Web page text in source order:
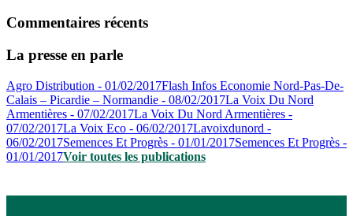
Commentaires récents
La presse en parle
Agro Distribution - 01/02/2017Flash Infos Economie Nord-Pas-De-
Calais – Picardie – Normandie - 08/02/2017La Voix Du Nord
Armentières - 07/02/2017La Voix Du Nord Armentières -
07/02/2017La Voix Eco - 06/02/2017Lavoixdunord -
06/02/2017Semences Et Progrès - 01/01/2017Semences Et Progrès -
01/01/2017Voir toutes les publications